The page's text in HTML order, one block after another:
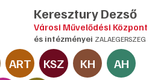
Keresztury Dezső
Városi Művelődési Központ
és intézményei ZALAEGERSZEG
ART KSZ KH
AH